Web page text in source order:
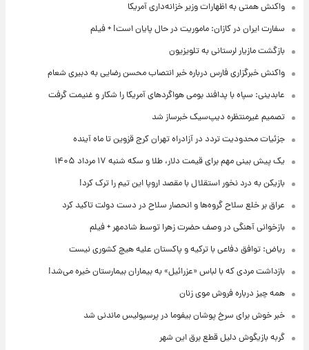
واکنش همتی به اظهارات وزیر خزانه‌داری آمریکا
سفارت ایران در کازان: ماموریت در حال پایان است! + فیلم
بازگشت مازیار لرستانی به تلویزیون
واکنش خبرگزاری فارس درباره خبر انتصاب محسن رضایی به دبیری شعام
عابدینی: سپاه با پدافند بومی هواگردهای آمریکا را شکار و غنیمت گرفت
تصمیم غیرمنتظره دیپ‌سیک خبرساز شد
جزئیات محدودیت تردد در آزادراه تهران کرج قزوین تا ماه آینده
یک پیش ‌بینی مهم برای قیمت دلار، طلا و سکه شنبه ۱۷ مرداد ۱۴۰۵
بازیکن به درد نخور استقلال با مقصد اروپا این تیم را ترک کرد!
عراق بر خلع سلاح گروه‌ها و انحصار سلاح در دست دولت تاکید کرد
بازخوانی آهنگی در وصف حضرت زهرا توسط شادمهر + فیلم
ریاض: توافق دفاعی با ترکیه و پاکستان علیه هیچ کشوری نیست
بازداشت مردی که با لباس «عزرائیل» به بیماران بیمارستان خیره می‌شد!
همه چیز درباره فروش موی زنان
خبر خوش برای سرخ پوشان بیفوما در پرسپولیس ماندنی شد
گربه بازیگوش دلیل قطع برق این شهر